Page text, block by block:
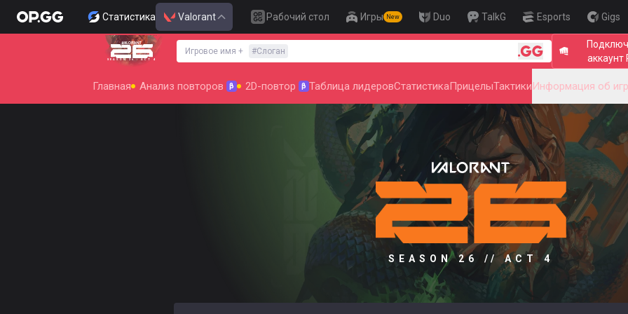
Статистика Valorant Рабочий стол Игры New Duo TalkG Esports Gigs
SEASON 26 : ACT 4
Игровое имя + #Слоган
аккаунт
🎯 Level
Главная Анализ повторов β 2D-повтор β Таблица лидеровСтатистикаПрицелыТактикиИнформация об
SEASON 26 // ACT 4